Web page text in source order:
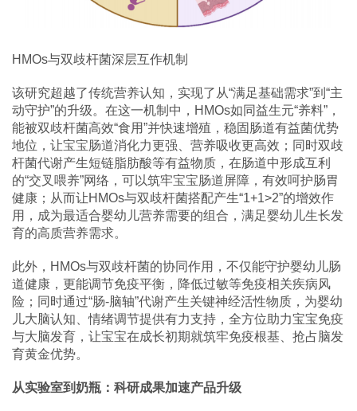
HMOs与双歧杆菌深层互作机制
该研究超越了传统营养认知，实现了从“满足基础需求”到“主
动守护”的升级。在这一机制中，HMOs如同益生元“养料”，
能被双歧杆菌高效“食用”并快速增殖，稳固肠道有益菌优势
地位，让宝宝肠道消化力更强、营养吸收更高效；同时双歧
杆菌代谢产生短链脂肪酸等有益物质，在肠道中形成互利
的“交叉喂养”网络，可以筑牢宝宝肠道屏障，有效呵护肠胃
健康；从而让HMOs与双歧杆菌搭配产生“1+1>2”的增效作
用，成为最适合婴幼儿营养需要的组合，满足婴幼儿生长发
育的高质营养需求。
此外，HMOs与双歧杆菌的协同作用，不仅能守护婴幼儿肠
道健康，更能调节免疫平衡，降低过敏等免疫相关疾病风
险；同时通过“肠-脑轴”代谢产生关键神经活性物质，为婴幼
儿大脑认知、情绪调节提供有力支持，全方位助力宝宝免疫
与大脑发育，让宝宝在成长初期就筑牢免疫根基、抢占脑发
育黄金优势。
从实验室到奶瓶：科研成果加速产品升级